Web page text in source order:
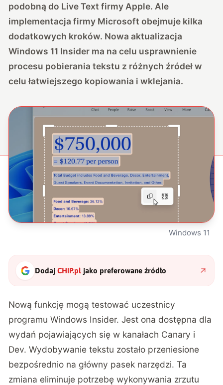
podobną do Live Text firmy Apple. Ale
implementacja firmy Microsoft obejmuje kilka
dodatkowych kroków. Nowa aktualizacja
Windows 11 Insider ma na celu usprawnienie
procesu pobierania tekstu z różnych źródeł w
celu łatwiejszego kopiowania i wklejania.
Windows 11
DodajCHIP.pl jako preferowane źródło
Nową funkcję mogą testować uczestnicy
programu Windows Insider. Jest ona dostępna dla
wydań pojawiających się w kanałach Canary i
Dev. Wydobywanie tekstu zostało przeniesione
bezpośrednio na główny pasek narzędzi. Ta
zmiana eliminuje potrzebę wykonywania zrzutu